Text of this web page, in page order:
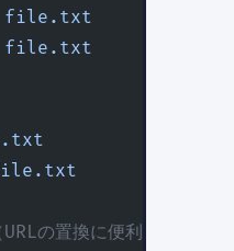
file.txt
file.txt
の置換に便利）